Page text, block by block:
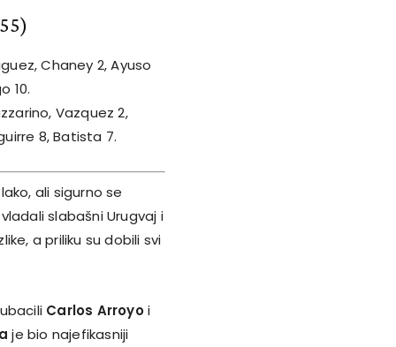
Chaney 2, Ayuso
10.
Vazquez 2,
8, Batista 7.
ali sigurno se
slabašni Urugvaj i
a priliku su dobili svi
Carlos Arroyoi
je bio najefikasniji